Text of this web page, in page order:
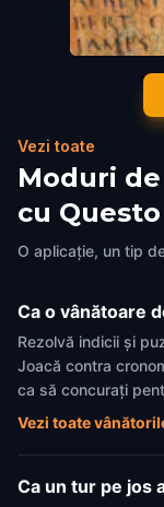
West
Vezi toate
Moduri
cu Questo
O aplicație, un tip
Ca o vânătoare
Rezolvă indicii și
Joacă contra
ca să concurați
Vezi toate
Ca un tur pe jos